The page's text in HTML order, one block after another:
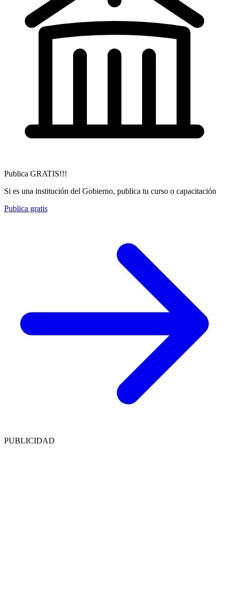
Publica GRATIS!!!
Si es una institución del Gobierno, publica tu curso o capacitación
Publica gratis
PUBLICIDAD